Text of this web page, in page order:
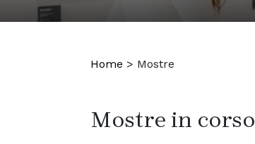
Home > Mostre
Mostre in corso